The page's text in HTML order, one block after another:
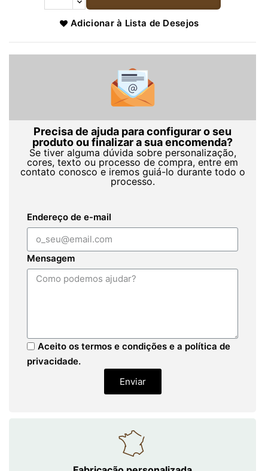
Adicionar à Lista de Desejos
Precisa de ajuda para configurar o seu
produto ou finalizar a sua encomenda?
Se tiver alguma dúvida sobre personalização,
cores, texto ou processo de compra, entre em
contato conosco e iremos guiá-lo durante todo o
processo.
Endereço de e-mail
Mensagem
Aceito os termos e condições e a política de
privacidade.
Enviar